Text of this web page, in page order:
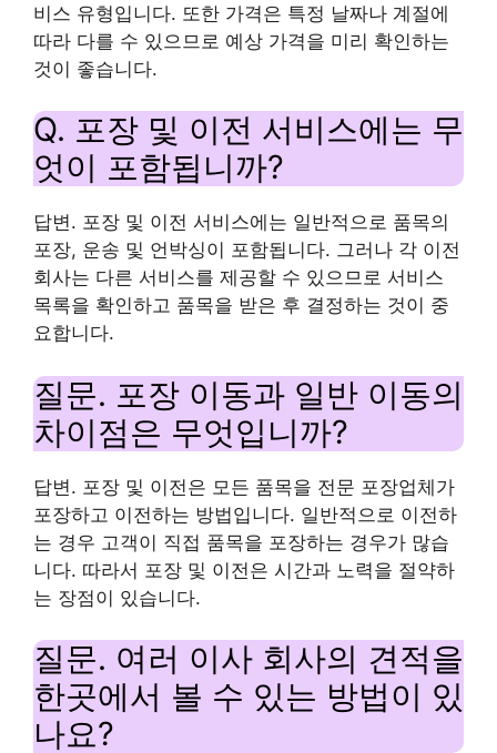
비스 유형입니다. 또한 가격은 특정 날짜나 계절에
따라 다를 수 있으므로 예상 가격을 미리 확인하는
것이 좋습니다.
Q. 포장 및 이전 서비스에는 무
엇이 포함됩니까?
답변. 포장 및 이전 서비스에는 일반적으로 품목의
포장, 운송 및 언박싱이 포함됩니다. 그러나 각 이전
회사는 다른 서비스를 제공할 수 있으므로 서비스
목록을 확인하고 품목을 받은 후 결정하는 것이 중
요합니다.
질문. 포장 이동과 일반 이동의
차이점은 무엇입니까?
답변. 포장 및 이전은 모든 품목을 전문 포장업체가
포장하고 이전하는 방법입니다. 일반적으로 이전하
는 경우 고객이 직접 품목을 포장하는 경우가 많습
니다. 따라서 포장 및 이전은 시간과 노력을 절약하
는 장점이 있습니다.
질문. 여러 이사 회사의 견적을
한곳에서 볼 수 있는 방법이 있
나요?